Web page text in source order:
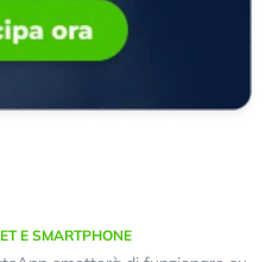
E SMARTPHONE